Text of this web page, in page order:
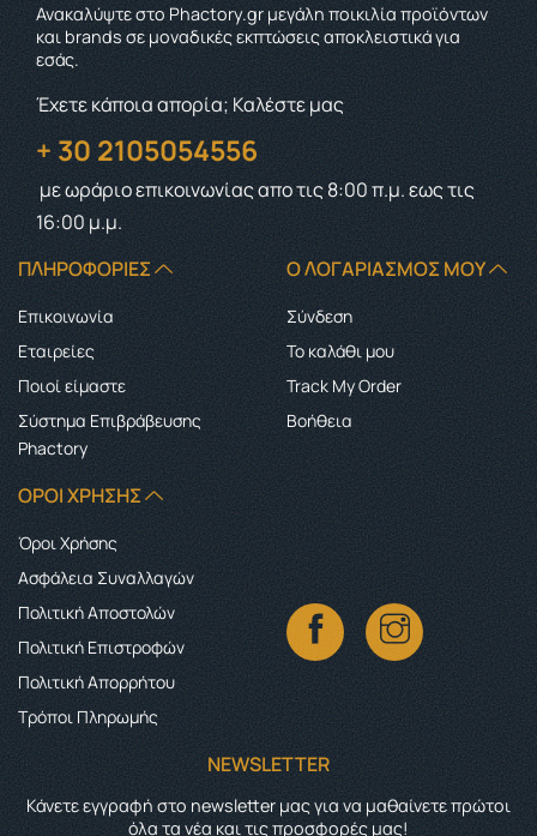
Ανακαλύψτε στο Phactory.gr μεγάλη ποικιλία προϊόντων
και brands σε μοναδικές εκπτώσεις αποκλειστικά για
εσάς.
Έχετε κάποια απορία; Καλέστε μας
+ 30 2105054556
με ωράριο επικοινωνίαςαπο τις 8:00 π.μ. εως τις
16:00 μ.μ.
ΠΛΗΡΟΦΟΡΊΕΣ
Επικοινωνία
Εταιρείες
Ποιοί είμαστε
Σύστημα Επιβράβευσης
Phactory
Ο ΛΟΓΑΡΙΑΣΜΌΣ ΜΟΥ
Σύνδεση
Το καλάθι μου
Track My Order
Boήθεια
ΌΡΟΙ ΧΡΉΣΗΣ
Όροι Χρήσης
Ασφάλεια Συναλλαγών
Πολιτική Αποστολών
Πολιτική Επιστροφών
Πολιτική Απορρήτου
Τρόποι Πληρωμής
NEWSLETTER
Κάνετε εγγραφή στο newsletter μας για να μαθαίνετε πρώτοι
όλα τα νέα και τις προσφορές μας!